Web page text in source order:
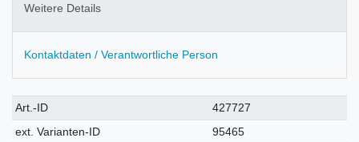
Weitere Details
Kontaktdaten / Verantwortliche Person
Technisches
Merkmal
Wert
Art.-ID
427727
ext. Varianten-ID
95465